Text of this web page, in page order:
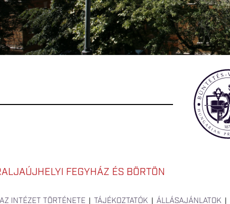
FEGYHÁZ ÉS BÖRTÖN
AZ INTÉZET TÖRTÉNETE TÁJÉKOZTATÓK ÁLLÁSAJÁNLATOK